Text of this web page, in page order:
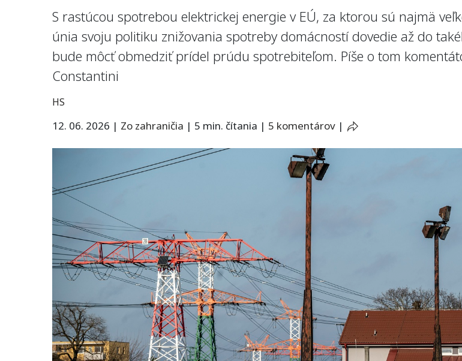
S rastúcou spotrebou elektrickej energie v EÚ, za ktorou sú najmä
únia svoju politiku znižovania spotreby domácností dovedie až do
bude môcť obmedziť prídel prúdu spotrebiteľom. Píše o tom
Constantini
HS
12. 06. 2026 | Zo zahraničia | 5 min. čítania | 5 komentárov |